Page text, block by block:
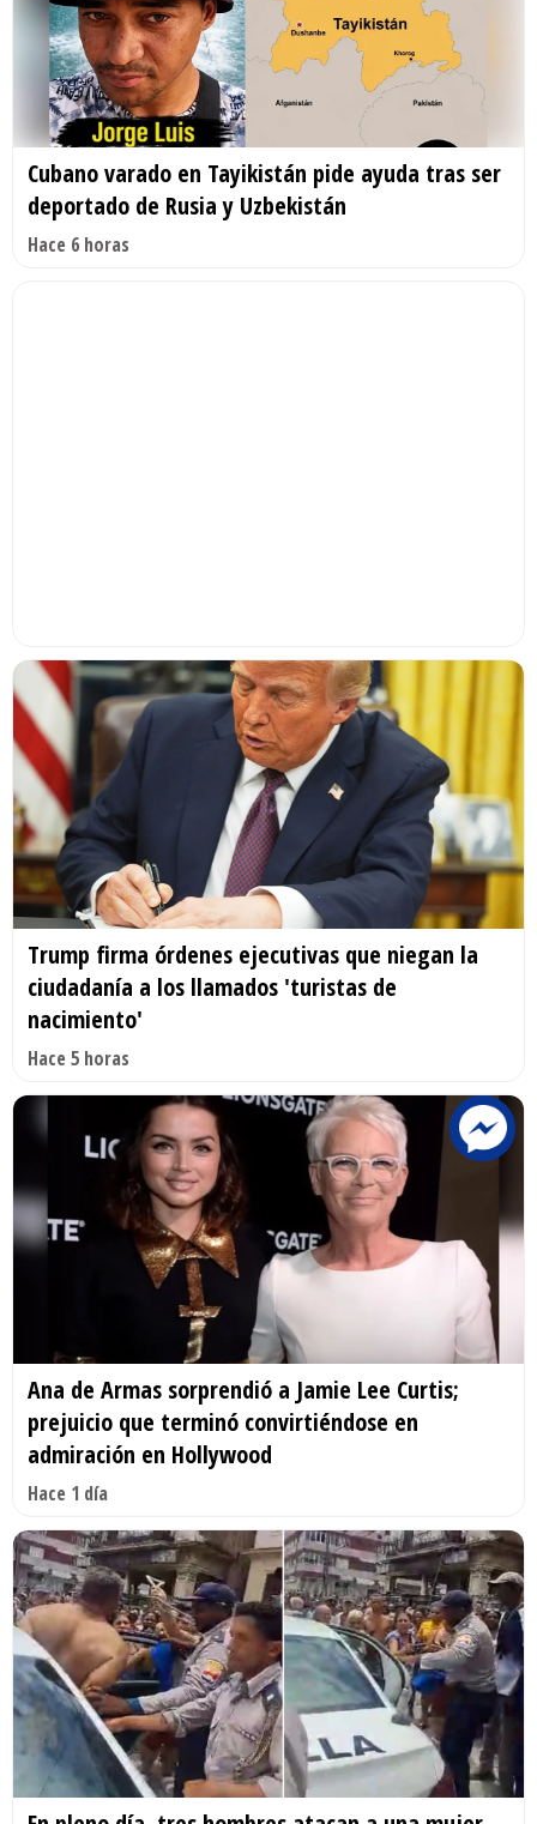
Cubano varado en Tayikistán pide ayuda tras ser
deportado de Rusia y Uzbekistán
Hace 6 horas
Trump firma órdenes ejecutivas que niegan la
ciudadanía a los llamados 'turistas de
nacimiento'
Hace 5 horas
Ana de Armas sorprendió a Jamie Lee Curtis;
prejuicio que terminó convirtiéndose en
admiración en Hollywood
Hace 1 día